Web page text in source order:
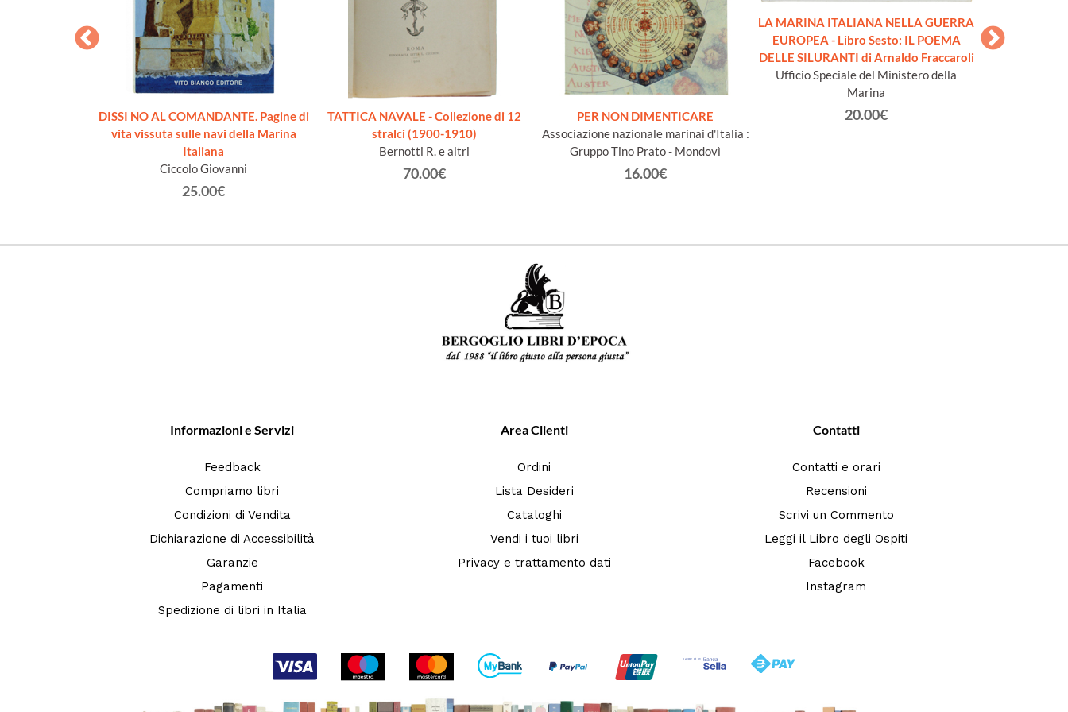
DISSI NO AL COMANDANTE. Pagine di
vita vissuta sulle navi della Marina
Italiana
Ciccolo Giovanni
25.00€
TATTICA NAVALE - Collezione di 12
stralci (1900-1910)
Bernotti R. e altri
70.00€
PER NON DIMENTICARE
Associazione nazionale marinai d'Italia :
Gruppo Tino Prato - Mondovì
16.00€
LA MARINA ITALIANA NELLA GUERRA
EUROPEA - Libro Sesto: IL POEMA
DELLE SILURANTI di Arnaldo Fraccaroli
Ufficio Speciale del Ministero della
Marina
20.00€
LA MARINA
EUROPEA
Informazioni e Servizi
Feedback
Compriamo libri
Condizioni di Vendita
Dichiarazione di Accessibilità
Garanzie
Pagamenti
Spedizione di libri in Italia
Area Clienti
Ordini
Lista Desideri
Cataloghi
Vendi i tuoi libri
Privacy e trattamento dati
Contatti
Contatti e orari
Recensioni
Scrivi un Commento
Leggi il Libro degli Ospiti
Facebook
Instagram